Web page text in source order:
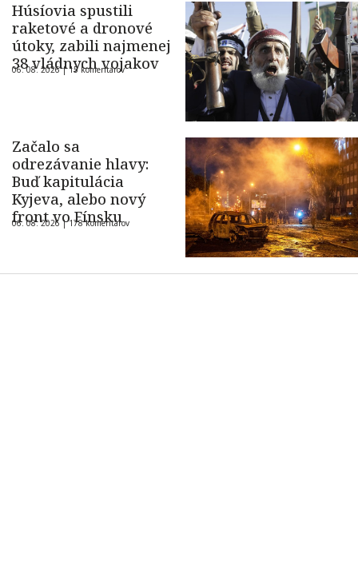
Húsíovia spustili
raketové a dronové
útoky, zabili najmenej
38 vládnych vojakov
06. 08. 2026 |15 komentárov
Začalo sa
odrezávanie hlavy:
Buď kapitulácia
Kyjeva, alebo nový
front vo Fínsku
06. 08. 2026 |178 komentárov